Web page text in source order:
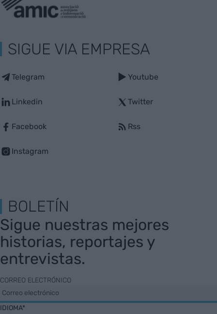
SIGUE VIA EMPRESA
Telegram
Linkedin
Facebook
Instagram
Youtube
Twitter
Rss
BOLETÍN
Sigue nuestras mejores
historias, reportajes y
entrevistas.
CORREO ELECTRÓNICO
IDIOMA*